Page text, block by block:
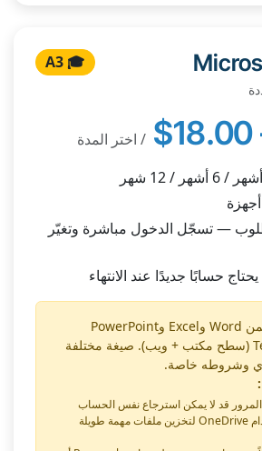
🎓 A3
/ اختر المدة
— تسجّل الدخول مباشرة وتغيّر
حسابًا جديدًا عند الانتهاء
يتضمن Word وExcel وPowerPoint
وOutlook وTeams (سطح مكتب + ويب). صيغة مختلفة
وشروطه خاصة.
المرور قد لا يمكن استرجاع نفس الحساب
لا يُنصح باستخدام OneDrive لتخزين ملفات مهمة طويلة